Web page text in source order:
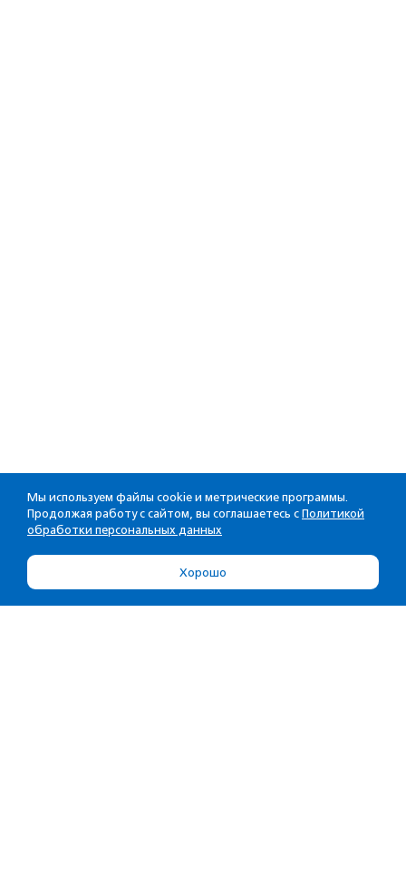
Мы используем файлы cookie и метрические программы.
Продолжая работу с сайтом, вы соглашаетесь с Политикой
обработки персональных данных
Хорошо